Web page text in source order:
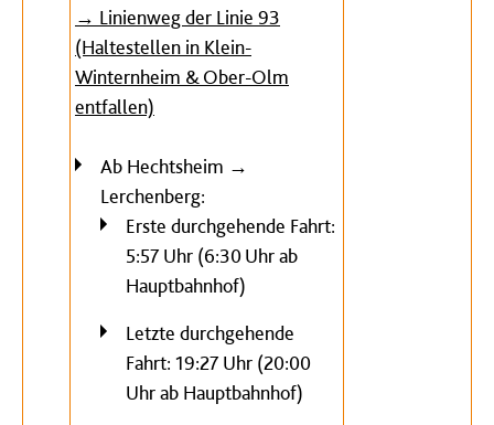
→ Linienweg der Linie 93
(Haltestellen in Klein-
Winternheim & Ober-Olm
entfallen)
Ab Hechtsheim →
Lerchenberg:
Erste durchgehende Fahrt:
5:57 Uhr (6:30 Uhr ab
Hauptbahnhof)
Letzte durchgehende
Fahrt: 19:27 Uhr (20:00
Uhr ab Hauptbahnhof)